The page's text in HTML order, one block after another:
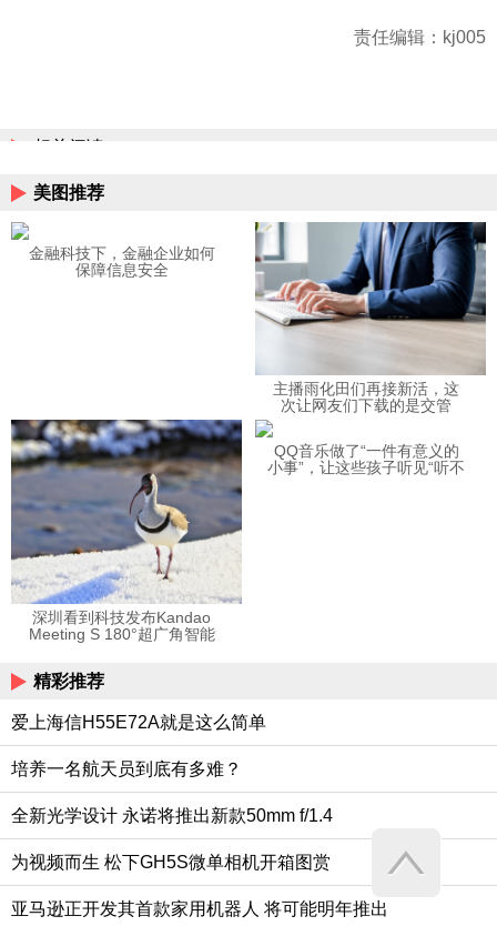
责任编辑：kj005
相关阅读
美图推荐
金融科技下，金融企业如何
保障信息安全
主播雨化田们再接新活，这
次让网友们下载的是交管
深圳看到科技发布Kandao
Meeting S 180°超广角智能
QQ音乐做了“一件有意义的
小事”，让这些孩子听见“听不
精彩推荐
爱上海信H55E72A就是这么简单
培养一名航天员到底有多难？
全新光学设计 永诺将推出新款50mm f/1.4
为视频而生 松下GH5S微单相机开箱图赏
亚马逊正开发其首款家用机器人 将可能明年推出